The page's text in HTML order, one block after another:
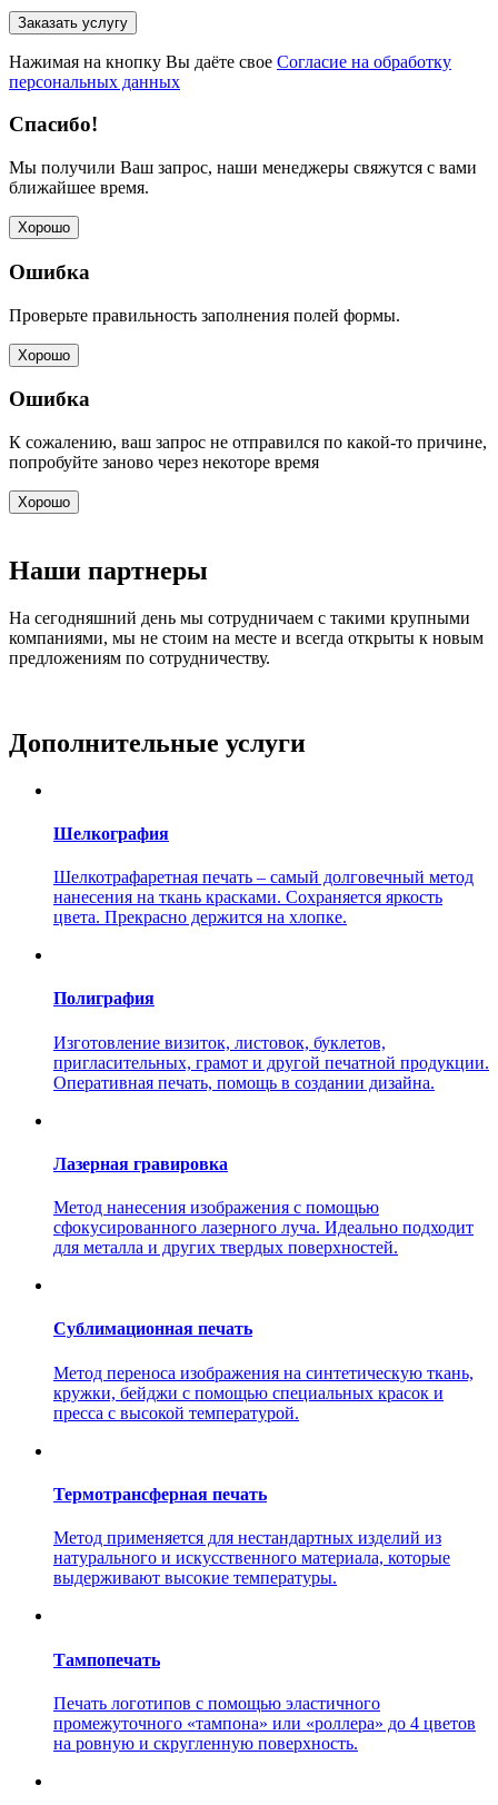
Нажимая на кнопку Вы даёте свое Согласие на обработку
персональных данных
Спасибо!
Мы получили Ваш запрос, наши менеджеры свяжутся с вами
ближайшее время.
Хорошо
Ошибка
Проверьте правильность заполнения полей формы.
Хорошо
Ошибка
К сожалению, ваш запрос не отправился по какой-то причине,
попробуйте заново через некоторе время
Хорошо
Наши партнеры
На сегодняшний день мы сотрудничаем с такими крупными
компаниями, мы не стоим на месте и всегда открыты к новым
предложениям по сотрудничеству.
Дополнительные услуги
Шелкография
Шелкотрафаретная печать – самый долговечный метод
нанесения на ткань красками. Сохраняется яркость
цвета. Прекрасно держится на хлопке.
Полиграфия
Изготовление визиток, листовок, буклетов,
пригласительных, грамот и другой печатной продукции.
Оперативная печать, помощь в создании дизайна.
Лазерная гравировка
Метод нанесения изображения с помощью
сфокусированного лазерного луча. Идеально подходит
для металла и других твердых поверхностей.
Сублимационная печать
Метод переноса изображения на синтетическую ткань,
кружки, бейджи с помощью специальных красок и
пресса с высокой температурой.
Термотрансферная печать
Метод применяется для нестандартных изделий из
натурального и искусственного материала, которые
выдерживают высокие температуры.
Тампопечать
Печать логотипов с помощью эластичного
промежуточного «тампона» или «роллера» до 4 цветов
на ровную и скругленную поверхность.